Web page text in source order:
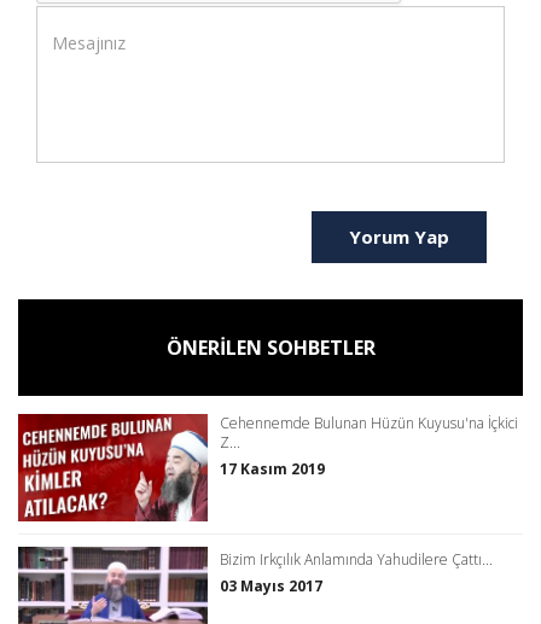
Yorum Yap
ÖNERİLEN SOHBETLER
Cehennemde Bulunan Hüzün Kuyusu'na İçkici
Z...
17 Kasım 2019
Bizim Irkçılık Anlamında Yahudilere Çattı...
03 Mayıs 2017